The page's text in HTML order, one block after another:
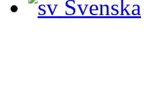
Svenska